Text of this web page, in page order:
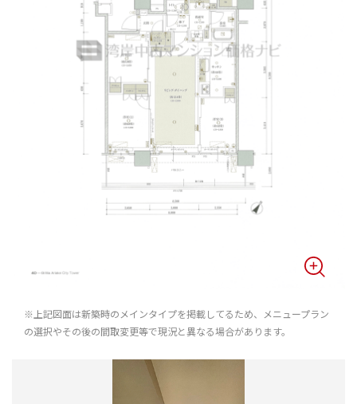
※上記図面は新築時のメインタイプを掲載してるため、メニュープラン
の選択やその後の間取変更等で現況と異なる場合があります。